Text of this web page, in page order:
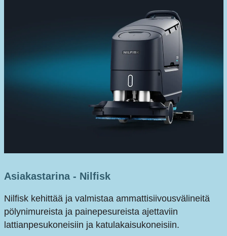
Asiakastarina - Nilfisk
Nilfisk kehittää ja valmistaa ammattisiivousvälineitä
pölynimureista ja painepesureista ajettaviin
lattianpesukoneisiin ja katulakaisukoneisiin.